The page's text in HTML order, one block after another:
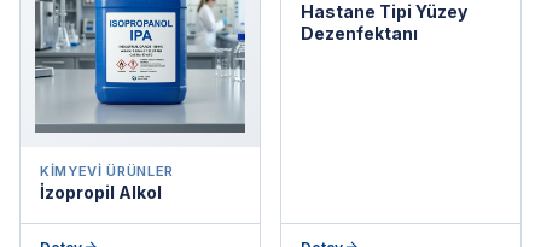
KIMYEVI ÜRÜNLER
İzopropil Alkol
Hastane Tipi Yüzey
Dezenfektanı